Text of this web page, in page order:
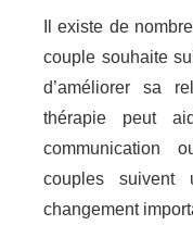
Il existe de
couple souhaite
d’améliorer sa
thérapie peut
communication
couples suivent
changement